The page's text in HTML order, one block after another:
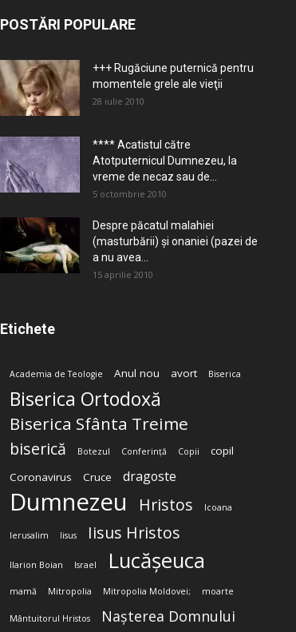
POSTĂRI POPULARE
+++ Rugăciune puternică pentru
momentele grele ale vieţii
28 iulie 2010
**** Acatistul către
Atotputernicul Dumnezeu, la
vreme de necaz sau de...
5 octombrie 2010
Despre păcatul malahiei
(masturbării) şi onaniei (pazei de
a nu avea...
15 aprilie 2010
Etichete
Academia de Teologie Anul nou avort Biserica
Biserica Ortodoxă
Biserica Sfânta Treime
biserică Botezul Conferință Copii
copil
Coronavirus
Cruce dragoste
Dumnezeu Hristos Icoana
Ierusalim Iisus Iisus Hristos
Ilarion Boian Israel Lucășeuca
mamă Mitropolia Mitropolia Moldovei; moarte
Mântuitorul Hristos Nașterea Domnului